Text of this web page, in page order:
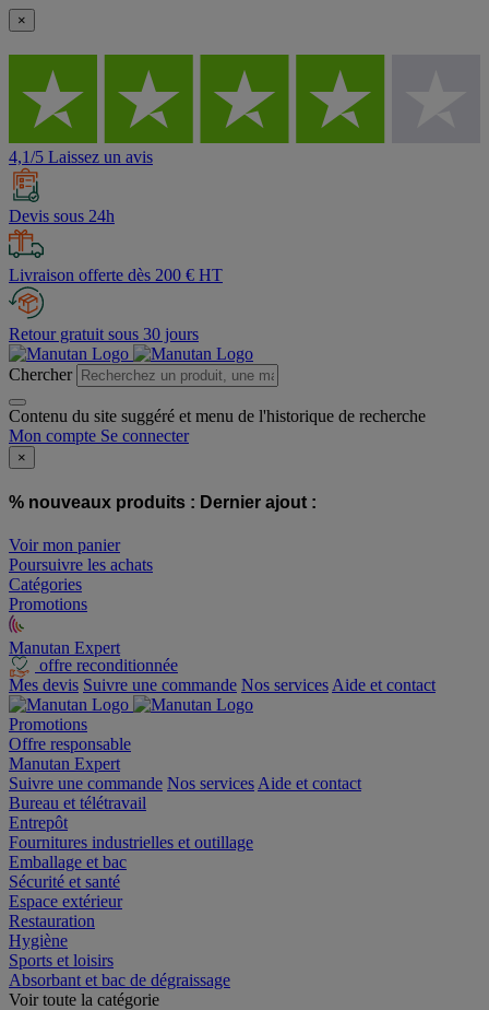
×
4,1/5 Laissez un avis
Devis sous 24h
Livraison offerte dès 200 € HT
Retour gratuit sous 30 jours
Chercher
Contenu du site suggéré et menu de l'historique de recherche
Mon compte Se connecter
×
% nouveaux produits : Dernier ajout :
Voir mon panier
Poursuivre les achats
Catégories
Promotions
Manutan Expert
offre reconditionnée
Mes devis Suivre une commande Nos services Aide et contact
Promotions
Offre responsable
Manutan Expert
Suivre une commande Nos services Aide et contact
Bureau et télétravail
Entrepôt
Fournitures industrielles et outillage
Emballage et bac
Sécurité et santé
Espace extérieur
Restauration
Hygiène
Sports et loisirs
Absorbant et bac de dégraissage
Voir toute la catégorie